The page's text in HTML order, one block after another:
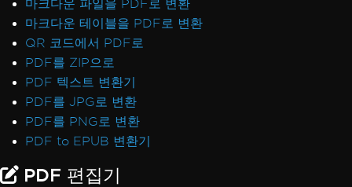
마크다운 파일을 PDF로 변환
마크다운 테이블을 PDF로 변환
QR 코드에서 PDF로
PDF를 ZIP으로
PDF 텍스트 변환기
PDF를 JPG로 변환
PDF를 PNG로 변환
PDF to EPUB 변환기
PDF 편집기